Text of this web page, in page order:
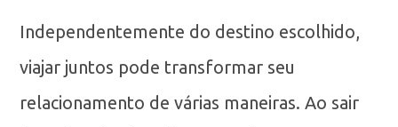
Independentemente do destino escolhido,
viajar juntos pode transformar seu
relacionamento de várias maneiras. Ao sair